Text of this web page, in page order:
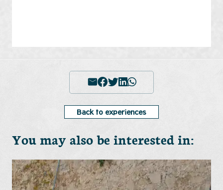
Back to experiences
You may also be interested in: